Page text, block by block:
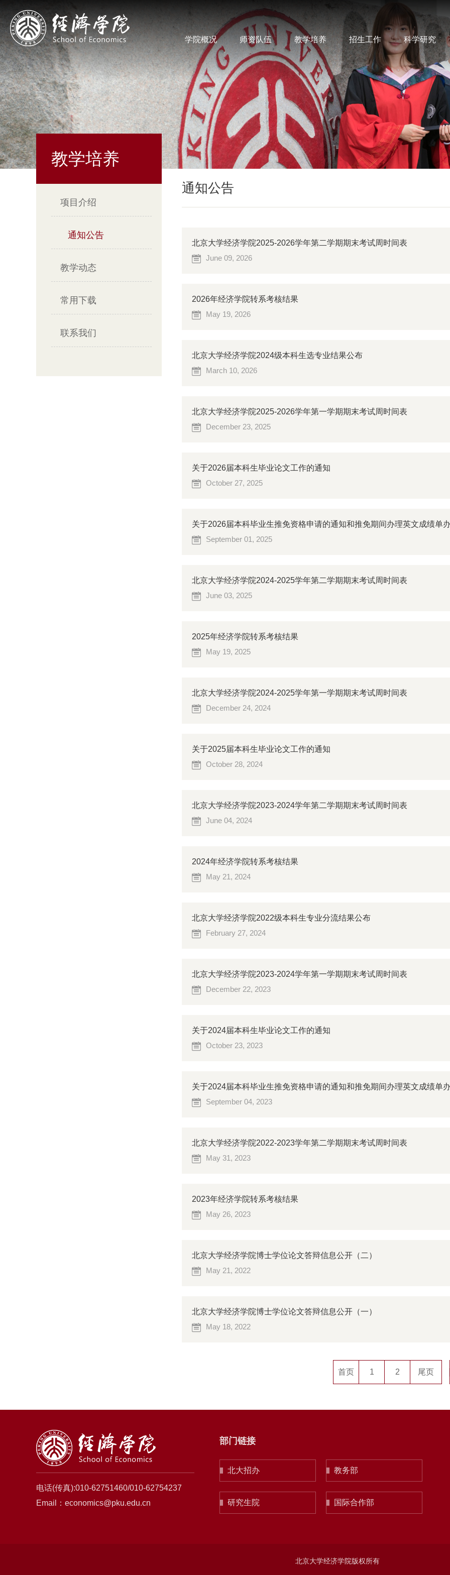
学院概况 师资队伍 教学培养 招生工作 科学研究
教学培养
项目介绍
通知公告
教学动态
常用下载
联系我们
通知公告
北京大学经济学院2025-2026学年第二学期期末考试周时间表
June 09, 2026
2026年经济学院转系考核结果
May 19, 2026
北京大学经济学院2024级本科生选专业结果公布
March 10, 2026
北京大学经济学院2025-2026学年第一学期期末考试周时间表
December 23, 2025
关于2026届本科生毕业论文工作的通知
October 27, 2025
关于2026届本科毕业生推免资格申请的通知和推免期间办理英文成绩单
September 01, 2025
北京大学经济学院2024-2025学年第二学期期末考试周时间表
June 03, 2025
2025年经济学院转系考核结果
May 19, 2025
北京大学经济学院2024-2025学年第一学期期末考试周时间表
December 24, 2024
关于2025届本科生毕业论文工作的通知
October 28, 2024
北京大学经济学院2023-2024学年第二学期期末考试周时间表
June 04, 2024
2024年经济学院转系考核结果
May 21, 2024
北京大学经济学院2022级本科生专业分流结果公布
February 27, 2024
北京大学经济学院2023-2024学年第一学期期末考试周时间表
December 22, 2023
关于2024届本科生毕业论文工作的通知
October 23, 2023
关于2024届本科毕业生推免资格申请的通知和推免期间办理英文成绩单
September 04, 2023
北京大学经济学院2022-2023学年第二学期期末考试周时间表
May 31, 2023
2023年经济学院转系考核结果
May 26, 2023
北京大学经济学院博士学位论文答辩信息公开（二）
May 21, 2022
北京大学经济学院博士学位论文答辩信息公开（一）
May 18, 2022
首页 1 2 尾页
电话(传真):010-62751460/010-62754237
Email：economics@pku.edu.cn
部门链接
北大招办 教务部
研究生院 国际合作部
北京大学经济学院版权所有